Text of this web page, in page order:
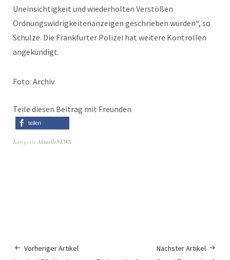
Uneinsichtigkeit und wiederholten Verstößen
Ordnungswidrigkeitenanzeigen geschrieben wurden“, so
Schulze. Die Frankfurter Polizei hat weitere Kontrollen
angekündigt.
Foto: Archiv
Teile diesen Beitrag mit Freunden
teilen
Kategorie AktuelleNEWS
Vorheriger Artikel Nächster Artikel